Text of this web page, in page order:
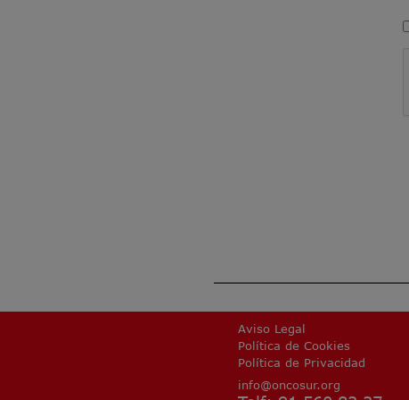
Aviso Legal
Política de Cookies
Política de Privacidad
info@oncosur.org